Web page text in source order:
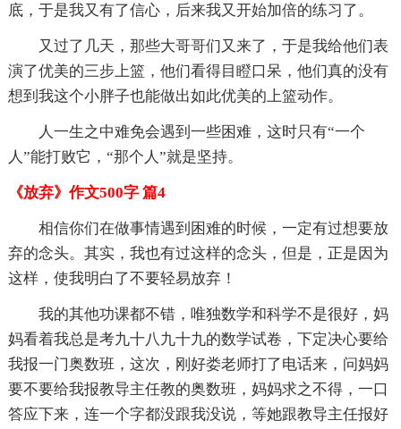
底，于是我又有了信心，后来我又开始加倍的练习了。
又过了几天，那些大哥哥们又来了，于是我给他们表
演了优美的三步上篮，他们看得目瞪口呆，他们真的没有
想到我这个小胖子也能做出如此优美的上篮动作。
人一生之中难免会遇到一些困难，这时只有“一个
人”能打败它，“那个人”就是坚持。
《放弃》作文500字 篇4
相信你们在做事情遇到困难的时候，一定有过想要放
弃的念头。其实，我也有过这样的念头，但是，正是因为
这样，使我明白了不要轻易放弃！
我的其他功课都不错，唯独数学和科学不是很好，妈
妈看着我总是考九十八九十九的数学试卷，下定决心要给
我报一门奥数班，这次，刚好娄老师打了电话来，问妈妈
要不要给我报教导主任教的奥数班，妈妈求之不得，一口
答应下来，连一个字都没跟我没说，等她跟教导主任报好